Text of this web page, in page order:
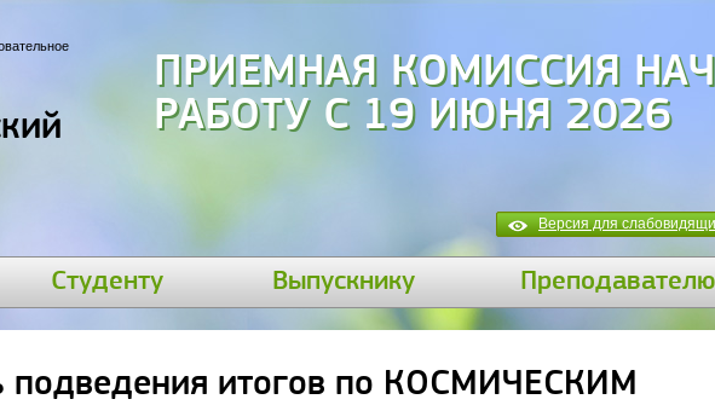
ПРИЕМНАЯ КОМИССИЯ
РАБОТУ С 19 ИЮНЯ 2026
Версия для
Студенту Выпускнику Преподавателю
подведения итогов по КОСМИЧЕСКИМ